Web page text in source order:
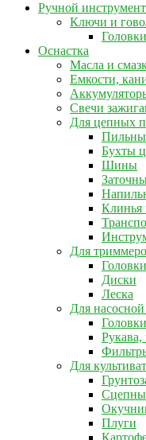
Ручной инструмент
Ключи и
Оснастка
Масла и
Емкости,
Свечи
Для цепных
Бухты
Шины
Клинья
Для
Диски
Леска
Для
Для
Плуги